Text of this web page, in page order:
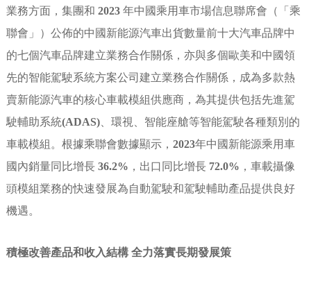
業務方面，集團和 2023年中國乘用車市場信息聯席會（「乘
聯會」）公佈的中國新能源汽車出貨數量前十大汽車品牌中
的七個汽車品牌建立業務合作關係，亦與多個歐美和中國領
先的智能駕駛系統方案公司建立業務合作關係，成為多款熱
賣新能源汽車的核心車載模組供應商，為其提供包括先進駕
駛輔助系統(ADAS)、環視、智能座艙等智能駕駛各種類別的
車載模組。根據乘聯會數據顯示， 2023年中國新能源乘用車
國內銷量同比增長 36.2% ，出口同比增長 72.0% ，車載攝像
頭模組業務的快速發展為自動駕駛和駕駛輔助產品提供良好
機遇。
積極改善產品和收入結構 全力落實長期發展策